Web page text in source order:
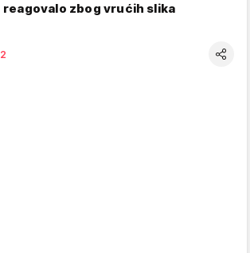
reagovalo zbog vrućih slika
2